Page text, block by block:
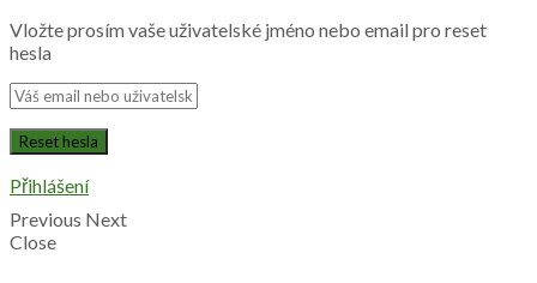
Vložte prosím vaše uživatelské jméno nebo email pro reset
hesla
Přihlášení
Previous Next
Close